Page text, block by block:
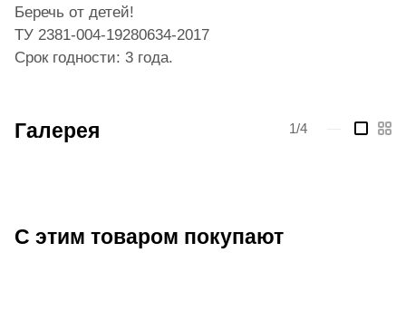
Беречь от детей!
ТУ 2381-004-19280634-2017
Срок годности: 3 года.
Галерея 1/4
С этим товаром покупают